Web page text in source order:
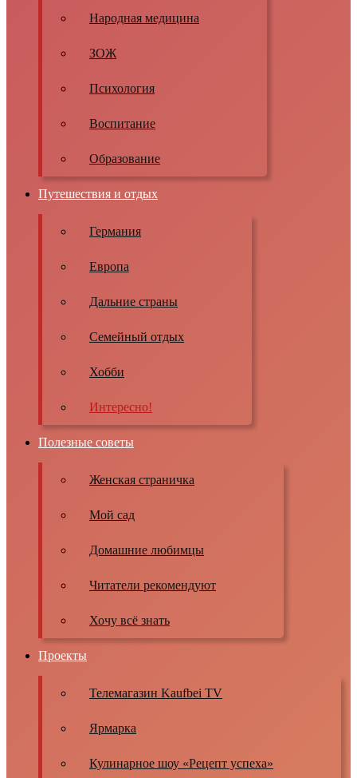
Народная медицина
ЗОЖ
Психология
Воспитание
Образование
Путешествия и отдых
Германия
Европа
Дальние страны
Семейный отдых
Хобби
Интересно!
Полезные советы
Женская страничка
Мой сад
Домашние любимцы
Читатели рекомендуют
Хочу всё знать
Проекты
Телемагазин Kaufbei TV
Ярмарка
Кулинарное шоу «Рецепт успеха»